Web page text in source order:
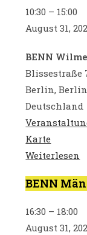
Arabisch
-
الفردي
للنساء
والرجال
10:30 – 15:00
August 31,
BENN
Blissestraße
Berlin,Berlin
Deutschland
KarteBENN
Weiterlesen
BENN
-
مقهى
16:30 – 18:00
August 31,